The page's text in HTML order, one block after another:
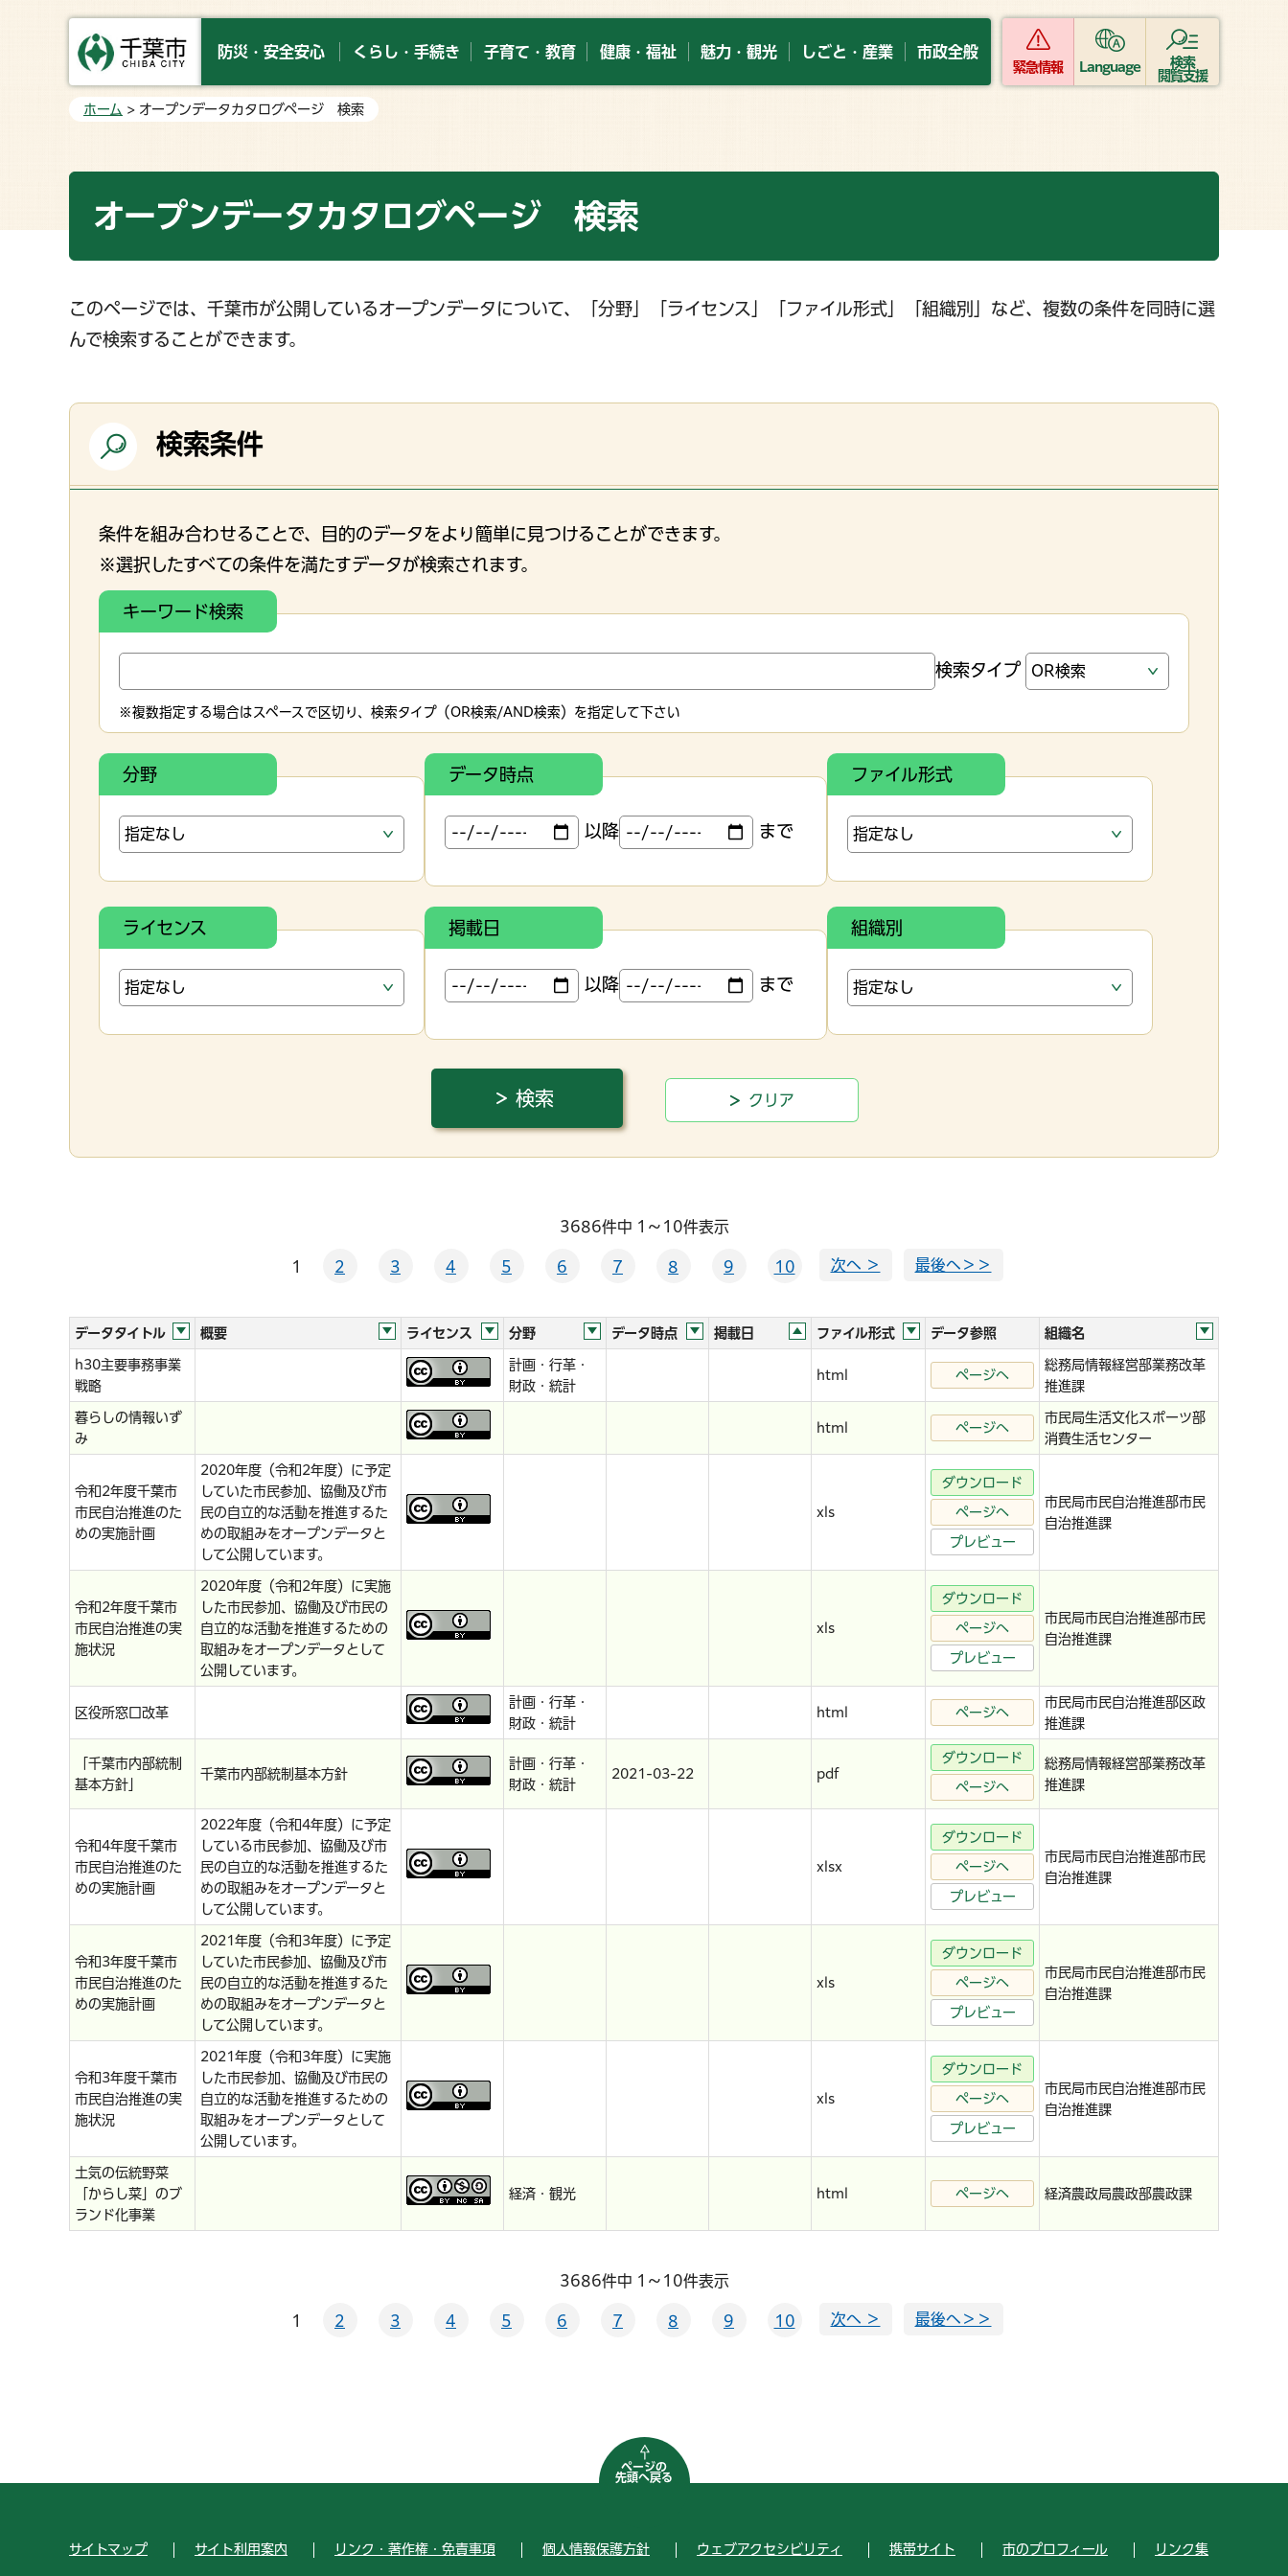
防災・安全安心 くらし・手続き 子育て・教育 健康・福祉 魅力・観光 しごと・産業 市政全般
緊急情報 Language
検索
閲覧支援
ホーム > オープンデータカタログページ 検索
オープンデータカタログページ 検索
このページでは、千葉市が公開しているオープンデータについて、「分野」「ライセンス」「ファイル形式」「組織別」など、複数の条件を同時に選
んで検索することができます。
検索条件
条件を組み合わせることで、目的のデータをより簡単に見つけることができます。
※選択したすべての条件を満たすデータが検索されます。
キーワード検索
検索タイプ
※複数指定する場合はスペースで区切り、検索タイプ（OR検索/AND検索）を指定して下さい
分野 データ時点
以降 まで
ファイル形式
ライセンス 掲載日
以降 まで
組織別
3686件中 1～10件表示
1 2 3 4 5 6 7 8 9 10 次へ ＞ 最後へ＞＞
データタイトル 概要 ライセンス 分野 データ時点 掲載日 ファイル形式 データ参照 組織名
h30主要事務事業
戦略
計画・行革・
財政・統計
html ページへ
総務局情報経営部業務改革
推進課
暮らしの情報いず
み
html ページへ
市民局生活文化スポーツ部
消費生活センター
令和2年度千葉市
市民自治推進のた
めの実施計画
2020年度（令和2年度）に予定
していた市民参加、協働及び市
民の自立的な活動を推進するた
めの取組みをオープンデータと
して公開しています。
xls
ダウンロード
ページへ
プレビュー
市民局市民自治推進部市民
自治推進課
令和2年度千葉市
市民自治推進の実
施状況
2020年度（令和2年度）に実施
した市民参加、協働及び市民の
自立的な活動を推進するための
取組みをオープンデータとして
公開しています。
xls
ダウンロード
ページへ
プレビュー
市民局市民自治推進部市民
自治推進課
区役所窓口改革
計画・行革・
財政・統計
html ページへ
市民局市民自治推進部区政
推進課
「千葉市内部統制
基本方針」
千葉市内部統制基本方針
計画・行革・
財政・統計
2021-03-22 pdf
ダウンロード
ページへ
総務局情報経営部業務改革
推進課
令和4年度千葉市
市民自治推進のた
めの実施計画
2022年度（令和4年度）に予定
している市民参加、協働及び市
民の自立的な活動を推進するた
めの取組みをオープンデータと
して公開しています。
xlsx
ダウンロード
ページへ
プレビュー
市民局市民自治推進部市民
自治推進課
令和3年度千葉市
市民自治推進のた
めの実施計画
2021年度（令和3年度）に予定
していた市民参加、協働及び市
民の自立的な活動を推進するた
めの取組みをオープンデータと
して公開しています。
xls
ダウンロード
ページへ
プレビュー
市民局市民自治推進部市民
自治推進課
令和3年度千葉市
市民自治推進の実
施状況
2021年度（令和3年度）に実施
した市民参加、協働及び市民の
自立的な活動を推進するための
取組みをオープンデータとして
公開しています。
xls
ダウンロード
ページへ
プレビュー
市民局市民自治推進部市民
自治推進課
土気の伝統野菜
「からし菜」のブ
ランド化事業
経済・観光 html ページへ 経済農政局農政部農政課
3686件中 1～10件表示
1 2 3 4 5 6 7 8 9 10 次へ ＞ 最後へ＞＞
ページの
先頭へ戻る
サイトマップ サイト利用案内 リンク・著作権・免責事項 個人情報保護方針 ウェブアクセシビリティ 携帯サイト 市のプロフィール リンク集